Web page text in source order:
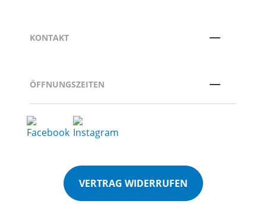
KONTAKT
ÖFFNUNGSZEITEN
VERTRAG WIDERRUFEN